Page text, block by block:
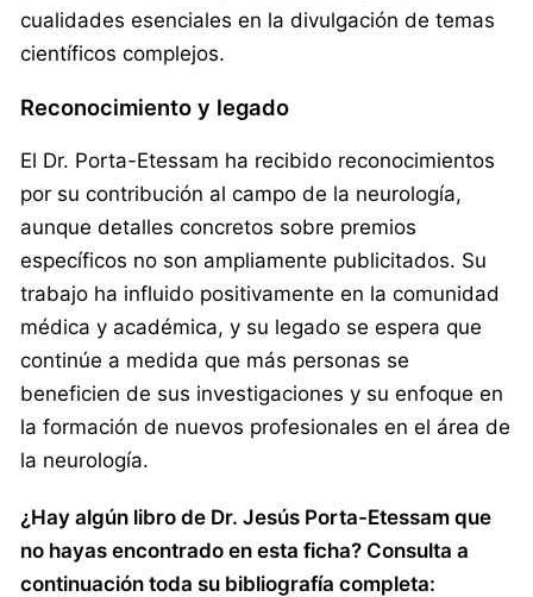
cualidades esenciales en la divulgación de temas
científicos complejos.
Reconocimiento y legado
El Dr. Porta-Etessam ha recibido reconocimientos
por su contribución al campo de la neurología,
aunque detalles concretos sobre premios
específicos no son ampliamente publicitados. Su
trabajo ha influido positivamente en la comunidad
médica y académica, y su legado se espera que
continúe a medida que más personas se
beneficien de sus investigaciones y su enfoque en
la formación de nuevos profesionales en el área de
la neurología.
¿Hay algún libro de Dr. Jesús Porta-Etessam que
no hayas encontrado en esta ficha? Consulta a
continuación toda su bibliografía completa: